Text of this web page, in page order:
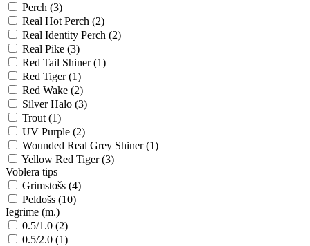
Perch (3)
Real Hot Perch (2)
Real Identity Perch (2)
Real Pike (3)
Red Tail Shiner (1)
Red Tiger (1)
Red Wake (2)
Silver Halo (3)
Trout (1)
UV Purple (2)
Wounded Real Grey Shiner (1)
Yellow Red Tiger (3)
Voblera tips
Grimstošs (4)
Peldošs (10)
Iegrime (m.)
0.5/1.0 (2)
0.5/2.0 (1)